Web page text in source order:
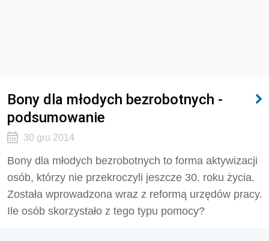
Bony dla młodych bezrobotnych -
podsumowanie
30 gru 2014
Bony dla młodych bezrobotnych to forma aktywizacji
osób, którzy nie przekroczyli jeszcze 30. roku życia.
Została wprowadzona wraz z reformą urzędów pracy.
Ile osób skorzystało z tego typu pomocy?